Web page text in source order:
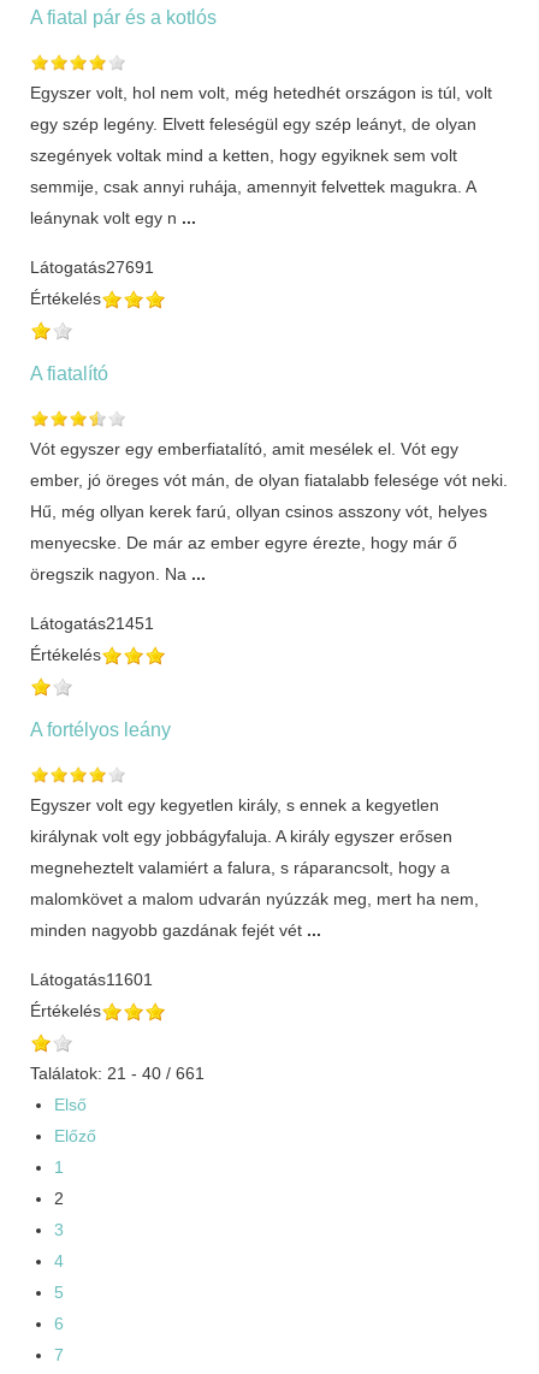
A fiatal pár és a kotlós
Egyszer volt, hol nem volt, még hetedhét országon is túl, volt
egy szép legény. Elvett feleségül egy szép leányt, de olyan
szegények voltak mind a ketten, hogy egyiknek sem volt
semmije, csak annyi ruhája, amennyit felvettek magukra. A
leánynak volt egy n ...
Látogatás27691
Értékelés
A fiatalító
Vót egyszer egy emberfiatalító, amit mesélek el. Vót egy
ember, jó öreges vót mán, de olyan fiatalabb felesége vót neki.
Hű, még ollyan kerek farú, ollyan csinos asszony vót, helyes
menyecske. De már az ember egyre érezte, hogy már ő
öregszik nagyon. Na ...
Látogatás21451
Értékelés
A fortélyos leány
Egyszer volt egy kegyetlen király, s ennek a kegyetlen
királynak volt egy jobbágyfaluja. A király egyszer erősen
megneheztelt valamiért a falura, s ráparancsolt, hogy a
malomkövet a malom udvarán nyúzzák meg, mert ha nem,
minden nagyobb gazdának fejét vét ...
Látogatás11601
Értékelés
Találatok: 21 - 40 / 661
Első
Előző
1
2
3
4
5
6
7